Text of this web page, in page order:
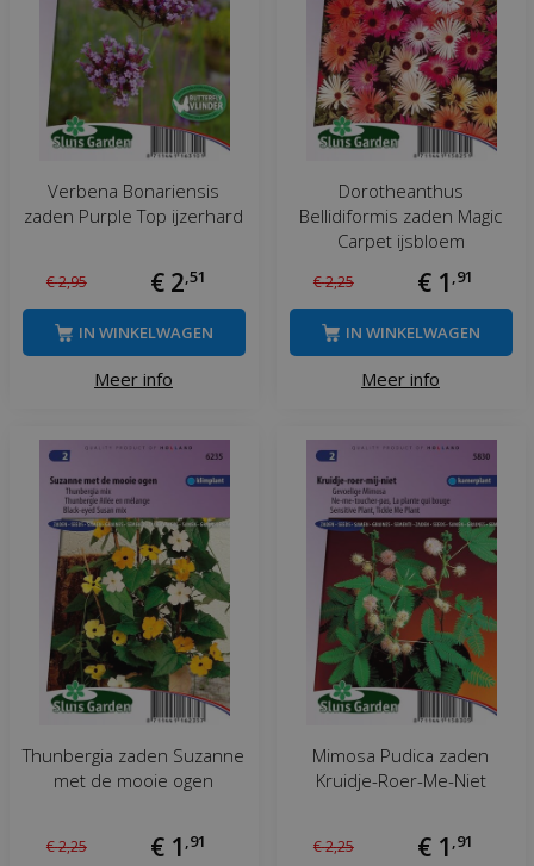
Verbena Bonariensis
zaden Purple Top ijzerhard
€2,95 € 2,51
Meer info
IN WINKELWAGEN
Dorotheanthus
Bellidiformis zaden Magic
Carpet ijsbloem
€2,25 € 1 ,91
Meer info
IN WINKELWAGEN
Thunbergia zaden Suzanne
met de mooie ogen
€2,25 € 1 ,91
Mimosa Pudica zaden
Kruidje-Roer-Me-Niet
€2,25 € 1 ,91